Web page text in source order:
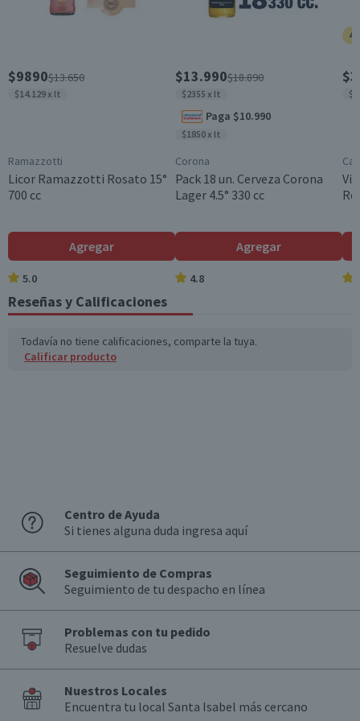
País de Origen
35.0°
Por Ley la venta de alcohol está prohibida para menores
Garantía Mínima Legal
Válida hasta su fecha de caducidad
$9890$13.650
$14.129 x lt
Ramazzotti
Licor Ramazzotti Rosato 15°
700 cc
Agregar
5.0
$13.990$18.890
$2355 x lt
Paga $10.990
$1850 x lt
Corona
Pack 18 un. Cerveza Corona
Lager 4.5° 330 cc
Agregar
4.8
Reseñas y Calificaciones
Todavía no tiene calificaciones, comparte la tuya.
Calificar producto
Centro de Ayuda
Si tienes alguna duda ingresa aquí
Seguimiento de Compras
Seguimiento de tu despacho en línea
Problemas con tu pedido
Resuelve dudas
Nuestros Locales
Encuentra tu local Santa Isabel más cercano